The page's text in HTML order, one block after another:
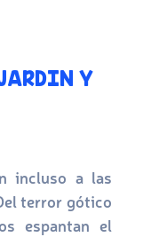
Y
incluso a las
terror gótico
espantan el